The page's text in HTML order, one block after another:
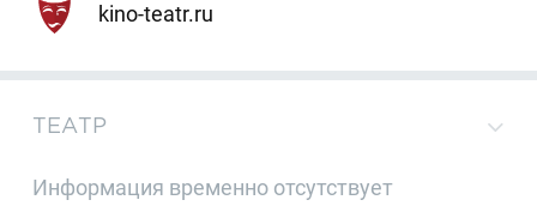
kino-teatr.ru
ТЕАТР
Информация временно отсутствует